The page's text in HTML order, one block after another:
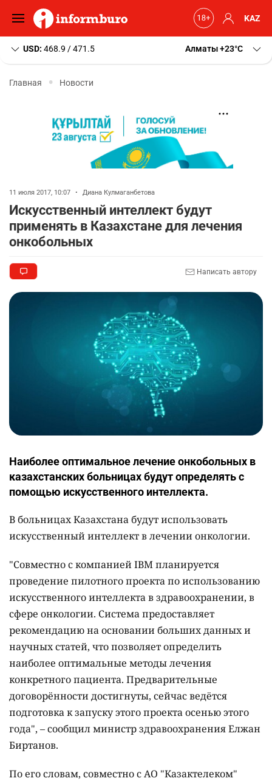
KAZ
USD: 468.9 / 471.5 Алматы+23 C
Главная Новости
11 июля 2017, 10:07 • Диана Кулмаганбетова
Искусственный интеллект будут
применять в Казахстане для лечения
онкобольных
Написать автору
Наиболее оптимальное лечение онкобольных в
казахстанских больницах будут определять с
помощью искусственного интеллекта.
В больницах Казахстана будут использовать
искусственный интеллект в лечении онкологии.
"Совместно с компанией IBM планируется
проведение пилотного проекта по использованию
искусственного интеллекта в здравоохранении, в
сфере онкологии. Система предоставляет
рекомендацию на основании больших данных и
научных статей, что позволяет определить
наиболее оптимальные методы лечения
конкретного пациента. Предварительные
договорённости достигнуты, сейчас ведётся
подготовка к запуску этого проекта осенью этого
года", – сообщил министр здравоохранения Елжан
Биртанов.
По его словам, совместно с АО "Казактелеком"